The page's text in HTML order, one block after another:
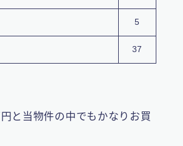
5
37
と当物件の中でもかなりお買